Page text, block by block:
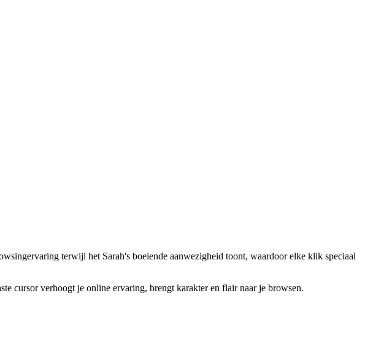
terwijl het Sarah's boeiende aanwezigheid toont, waardoor elke klik speciaal
cursor verhoogt je online ervaring, brengt karakter en flair naar je browsen.